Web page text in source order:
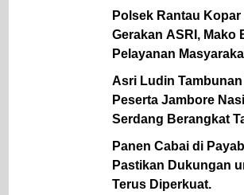
Polsek Rantau Kopar
Gerakan ASRI, Mako
Pelayanan
Optimal
Asri Ludin
Peserta Jambore
Serdang Berangkat
Biaya.
Panen Cabai di
Pastikan Dukungan
Terus Diperkuat.